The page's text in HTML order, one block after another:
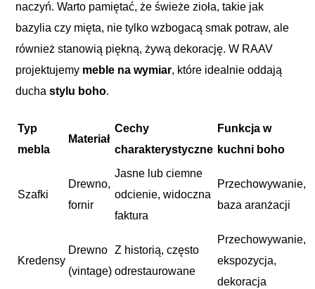
naczyń. Warto pamiętać, że świeże zioła, takie jak
bazylia czy mięta, nie tylko wzbogacą smak potraw, ale
również stanowią piękną, żywą dekorację. W RAAV
projektujemy meble na wymiar, które idealnie oddają
duchastylu boho.
Typ
mebla
Materiał
Cechy
charakterystyczne
Funkcja w
kuchni boho
Szafki
Drewno,
fornir
Jasne lub ciemne
odcienie, widoczna
faktura
Przechowywanie,
baza aranżacji
Kredensy
Drewno
(vintage)
Z historią, często
odrestaurowane
Przechowywanie,
ekspozycja,
dekoracja